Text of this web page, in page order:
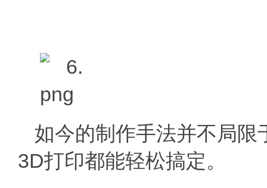
如今的制作手法并不局
3D打印都能轻松搞定。